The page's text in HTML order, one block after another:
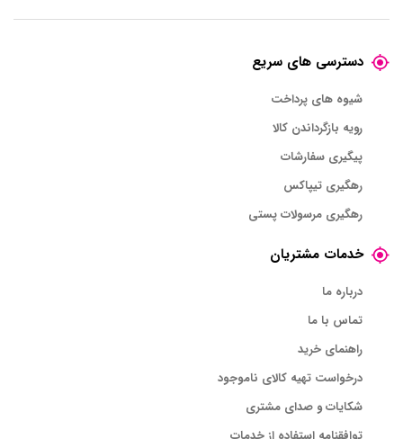
دسترسی های سریع
شیوه های پرداخت
رویه بازگرداندن کالا
پیگیری سفارشات
رهگیری تیپاکس
رهگیری مرسولات پستی
خدمات مشتریان
درباره ما
تماس با ما
راهنمای خرید
درخواست تهیه کالای ناموجود
شکایات و صدای مشتری